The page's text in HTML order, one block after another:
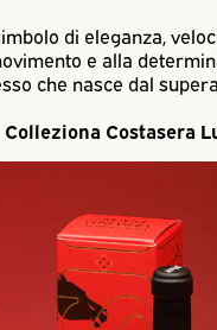
di eleganza,
e alla
che nasce dal
Colleziona Costasera